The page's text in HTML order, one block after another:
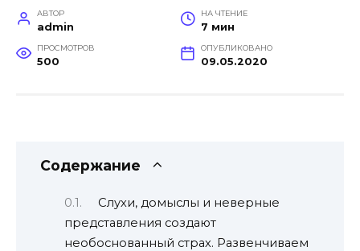
АВТОР
admin
НА ЧТЕНИЕ
7 мин
ПРОСМОТРОВ
500
ОПУБЛИКОВАНО
09.05.2020
Содержание
Слухи, домыслы и неверные
представления создают
необоснованный страх. Развенчиваем